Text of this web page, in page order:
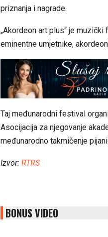
priznanja i nagrade.
„Akordeon art plus“ je
eminentne umjetnike,
Taj međunarodni festival
Asocijacija za njegovanje
međunarodno takmičenje
Izvor: RTRS
BONUS VIDEO